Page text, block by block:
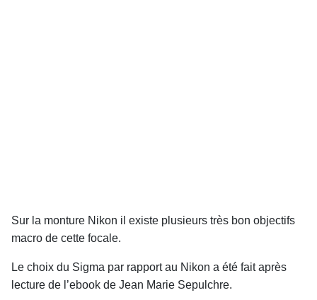
Sur la monture Nikon il existe plusieurs très bon objectifs
macro de cette focale.
Le choix du Sigma par rapport au Nikon a été fait après
lecture de l’ebook de Jean Marie Sepulchre.